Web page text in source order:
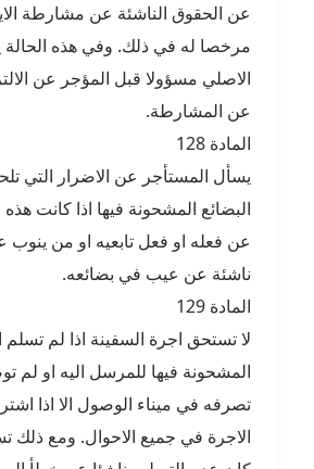
عن الحقوق الناشئة عن مشارطة
مرخصا له في ذلك. وفي هذه الحالة
الاصلي مسؤولا قبل المؤجر عن
عن المشارطة.
المادة 128
يسأل المستأجر عن الاضرار التي
البضائع المشحونة فيها اذا كانت هذه
عن فعله او فعل تابعيه او من ينوب
ناشئة عن عيب في بضائعه.
المادة 129
لا تستحق اجرة السفينة اذا لم تسلم
المشحونة فيها للمرسل اليه او لم
تصرفه في ميناء الوصول الا اذا
الاجرة في جميع الاحوال. ومع ذلك